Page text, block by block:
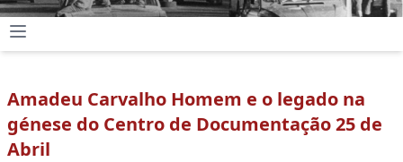
Amadeu Carvalho Homem e o legado na
génese do Centro de Documentação 25 de
Abril